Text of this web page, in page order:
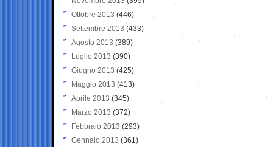
Ottobre 2013 (446)
Settembre 2013 (433)
Agosto 2013 (389)
Luglio 2013 (390)
Giugno 2013 (425)
Maggio 2013 (413)
Aprile 2013 (345)
Marzo 2013 (372)
Febbraio 2013 (293)
Gennaio 2013 (361)